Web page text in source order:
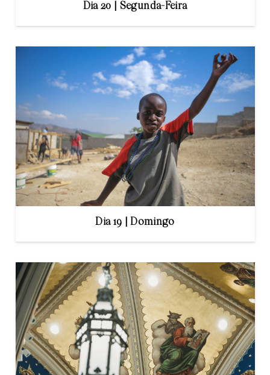
Dia 20 | Segunda-Feira
Dia 19 | Domingo